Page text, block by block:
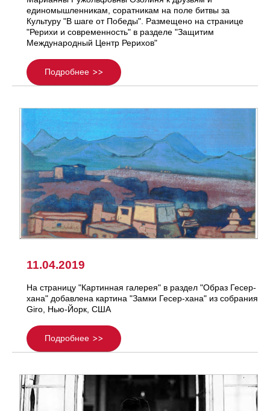
единомышленникам, соратникам на поле битвы за
Культуру "В шаге от Победы". Размещено на странице
"Рерихи и современность" в разделе "Защитим
Международный Центр Рерихов"
Подробнее
11.04.2019
На страницу "Картинная галерея" в раздел "Образ Гесер-
хана" добавлена картина "Замки Гесер-хана" из собрания
Giro, Нью-Йорк, США
Подробнее